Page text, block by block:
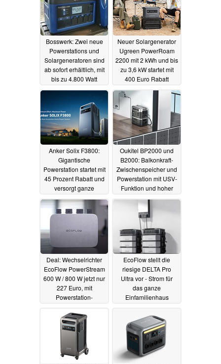
Bosswerk: Zwei neue
Powerstations und
Solargeneratoren sind
ab sofort erhältlich, mit
bis zu 4.800 Watt
Leistung, LiFePO4 und
USV 03.11.2023
Neuer Solargenerator
Ugreen PowerRoam
2200 mit 2 kWh und bis
zu 3,6 kW startet mit
400 Euro Rabatt
09.10.2023
Anker Solix F3800:
Gigantische
Powerstation startet mit
45 Prozent Rabatt und
versorgt ganze
Haushalte oder E-
Autos09.10.2023
Oukitel BP2000 und
B2000: Balkonkraft-
Zwischenspeicher und
Powerstation mit USV-
Funktion und hoher
Leistung launcht
04.09.2023
Deal: Wechselrichter
EcoFlow PowerStream
600 W / 800 W jetzt nur
227 Euro, mit
Powerstation-
EcoFlow stellt die
riesige DELTA Pro
Ultra vor - Strom für
das ganze
Einfamilienhaus